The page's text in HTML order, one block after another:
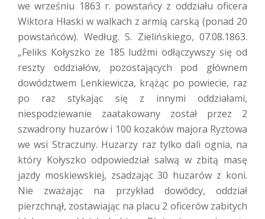
we wrześniu 1863 r. powstańcy z oddziału oficera
Wiktora Hłaski w walkach z armią carską (ponad 20
powstańców). Według. S. Zielińskiego, 07.08.1863.
„Feliks Kołyszko ze 185 ludźmi odłączywszy się od
reszty oddziałów, pozostających pod głównem
dowództwem Lenkiewicza, krążąc po powiecie, raz
po raz stykając się z innymi oddziałami,
niespodziewanie zaatakowany został przez 2
szwadrony huzarów i 100 kozaków majora Ryztowa
we wsi Straczuny. Huzarzy raz tylko dali ognia, na
który Kołyszko odpowiedział salwą w zbitą masę
jazdy moskiewskiej, zsadzając 30 huzarów z koni.
Nie zważając na przykład dowódcy, oddział
pierzchnął, zostawiając na placu 2 oficerów zabitych